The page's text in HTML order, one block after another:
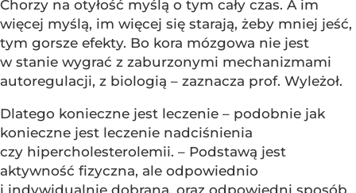
Chorzy na otyłość myślą o tym cały czas. A im
więcej myślą, im więcej się starają, żeby mniej jeść,
tym gorsze efekty. Bo kora mózgowa nie jest
w stanie wygrać z zaburzonymi mechanizmami
autoregulacji, z biologią – zaznacza prof. Wyleżoł.
Dlatego konieczne jest leczenie – podobnie jak
konieczne jest leczenie nadciśnienia
czy hipercholesterolemii. – Podstawą jest
aktywność fizyczna, ale odpowiednio